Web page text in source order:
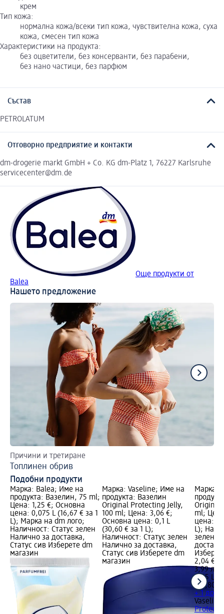
крем
Тип кожа:
нормална кожа/всеки тип кожа, чувствителна кожа, суха
кожа, смесен тип кожа
Характеристики на продукта:
без оцветители, без консерванти, без парабени,
без нано частици, без парфюм
Състав
PETROLATUM
Отговорно предприятие и контакти
dm-drogerie markt GmbH + Co. KG dm-Platz 1, 76227 Karlsruhe
servicecenter@dm.de
Още продукти от
Balea
Нашето предложение
Причини и третиране
Топлинен обрив
Подобни продукти
Марка: Balea; Име на
продукта: Вазелин, 75 ml;
Цена: 1,25 €; Основна
цена: 0,075 L (16,67 € за 1
L); Марка на dm лого;
Наличност: Статус зелен
Налично за доставка,
Статус сив Изберете dm
магазин
Марка: Vaseline; Име на
продукта: Вазелин
Original Protecting Jelly,
100 ml; Цена: 3,06 €;
Основна цена: 0,1 L
(30,60 € за 1 L);
Наличност: Статус зелен
Налично за доставка,
Статус сив Изберете dm
магазин
Марка:
Original
ml;
цена:
L);
зелен
2,04 €
3,99 лв.
0,05 L
(79,80
+ 1 друг
Vaseline